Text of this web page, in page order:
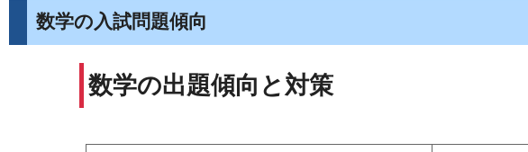
数学の入試問題傾向
数学の出題傾向と対策